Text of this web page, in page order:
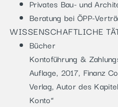
Privates Bau- und
Beratung bei ÖPP-
WISSENSCHAFTLICHE
Bücher
Kontoführung &
Auflage, 2017, Finanz
Verlag, Autor des
Konto“